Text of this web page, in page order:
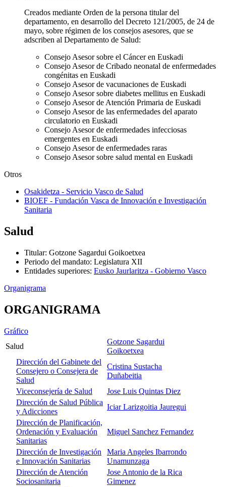
Creados mediante Orden de la persona titular del
departamento, en desarrollo del Decreto 121/2005, de 24 de
mayo, sobre régimen de los consejos asesores, que se
adscriben al Departamento de Salud:
Consejo Asesor sobre el Cáncer en Euskadi
Consejo Asesor de Cribado neonatal de enfermedades
congénitas en Euskadi
Consejo Asesor de vacunaciones de Euskadi
Consejo Asesor sobre diabetes mellitus en Euskadi
Consejo Asesor de Atención Primaria de Euskadi
Consejo Asesor de las enfermedades del aparato
circulatorio en Euskadi
Consejo Asesor de enfermedades infecciosas
emergentes en Euskadi
Consejo Asesor de enfermedades raras
Consejo Asesor sobre salud mental en Euskadi
Otros
Osakidetza - Servicio Vasco de Salud
BIOEF - Fundación Vasca de Innovación e Investigación
Sanitaria
Salud
Titular: Gotzone Sagardui Goikoetxea
Periodo del mandato: Legislatura XII
Entidades superiores: Eusko Jaurlaritza - Gobierno Vasco
Organigrama
ORGANIGRAMA
Gráfico
Salud
Gotzone Sagardui
Goikoetxea
Dirección del Gabinete del
Consejero o Consejera de
Salud
Cristina Sustacha
Duñabeitia
Viceconsejería de Salud
Jose Luis Quintas Diez
Dirección de Salud Pública
y Adicciones
Iciar Larizgoitia Jauregui
Dirección de Planificación,
Ordenación y Evaluación
Sanitarias
Miguel Sanchez Fernandez
Dirección de Investigación
e Innovación Sanitarias
Maria Angeles Ibarrondo
Unamunzaga
Dirección de Atención
Sociosanitaria
Jose Antonio de la Rica
Gimenez